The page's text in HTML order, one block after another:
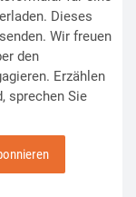
Dieses
Wir freuen
den
Erzählen
sprechen Sie